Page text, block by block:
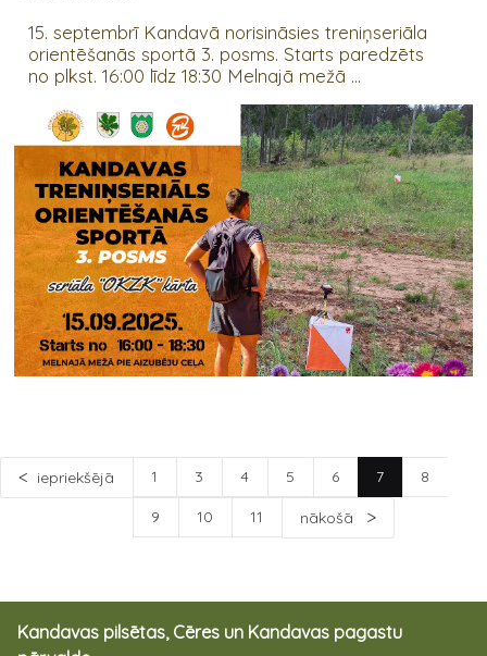
15. septembrī Kandavā norisināsies treniņseriāla
orientēšanās sportā 3. posms. Starts paredzēts
no plkst. 16:00 līdz 18:30 Melnajā mežā ...
iepriekšējā 1 3 4 5 6 7 8
9 10 11 nākošā
Kandavas pilsētas, Cēres un Kandavas pagastu